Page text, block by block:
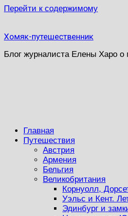
Перейти к содержимому
Хомяк-путешественник
Блог журналиста Елены Харо о
Главная
Путешествия
Австрия
Армения
Бельгия
Великобритания
Корнуолл,
Уэльс и Кент.
Эдинбург и